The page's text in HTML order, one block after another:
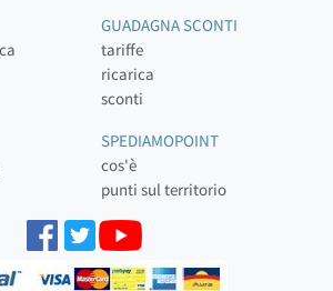
GUADAGNA SCONTI
tariffe
ricarica
sconti
SPEDIAMOPOINT
cos'è
punti sul territorio